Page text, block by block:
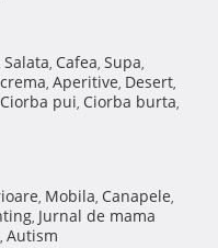
Salata, Cafea, Supa,
, Aperitive, Desert,
Ciorba pui, Ciorba burta,
, Mobila, Canapele,
, Jurnal de mama
, Autism